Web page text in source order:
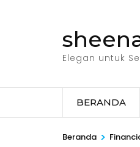
Elegan untuk
BERANDA
Beranda >